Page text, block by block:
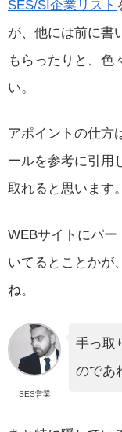
SES/SI企業リスト
が、他には前に書
もらったりと、色
い。
アポイントの仕方
ールを参考に引用
取れると思います。
WEBサイトにパ
いてるとことかが
ね。
SES営業
手っ取
のであ